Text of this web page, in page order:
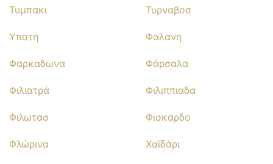
Τυμπακι Τυρναβοσ
Υπατη Φαλανη
Φαρκαδωνα Φάρσαλα
Φιλιατρά Φιλιππιαδα
Φιλωτασ Φισκαρδο
Φλώρινα Χαϊδάρι